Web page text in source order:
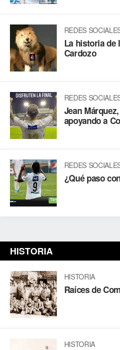
REDES
La historia de
Cardozo
REDES
Jean
apoyando a
REDES
¿Qué paso
HISTORIA
HISTORIA
Raíces de
HISTORIA